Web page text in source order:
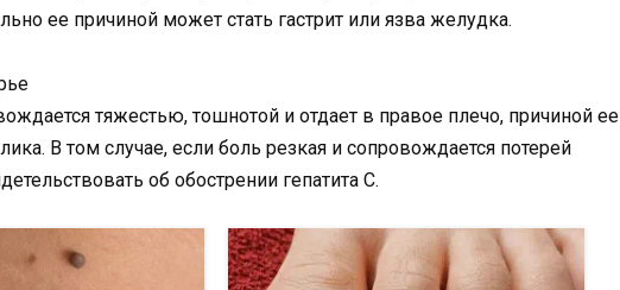
ее причиной может стать гастрит или язва желудка.
тяжестью, тошнотой и отдает в правое плечо, причиной ее
В том случае, если боль резкая и сопровождается потерей
об обострении гепатита С.